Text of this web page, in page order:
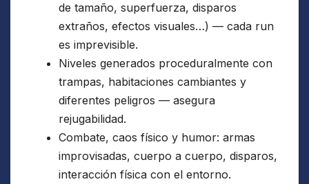
de tamaño, superfuerza, disparos
extraños, efectos visuales…) — cada run
es imprevisible.
Niveles generados proceduralmente con
trampas, habitaciones cambiantes y
diferentes peligros — asegura
rejugabilidad.
Combate, caos físico y humor: armas
improvisadas, cuerpo a cuerpo, disparos,
interacción física con el entorno.